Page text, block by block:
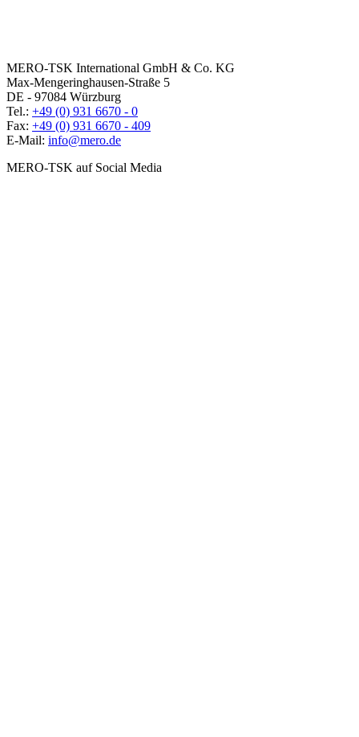
MERO-TSK International GmbH & Co. KG
Max-Mengeringhausen-Straße 5
DE - 97084 Würzburg
Tel.: +49 (0) 931 6670 - 0
Fax: +49 (0) 931 6670 - 409
E-Mail: info@mero.de
MERO-TSK auf Social Media